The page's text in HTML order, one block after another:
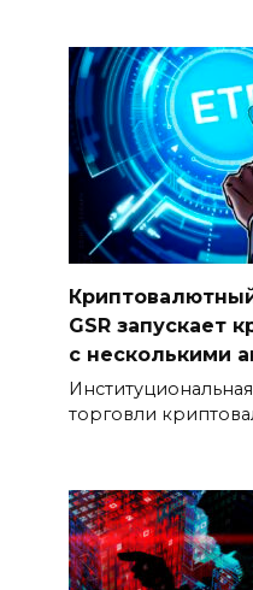
GSR запускает
с несколькими
торговли